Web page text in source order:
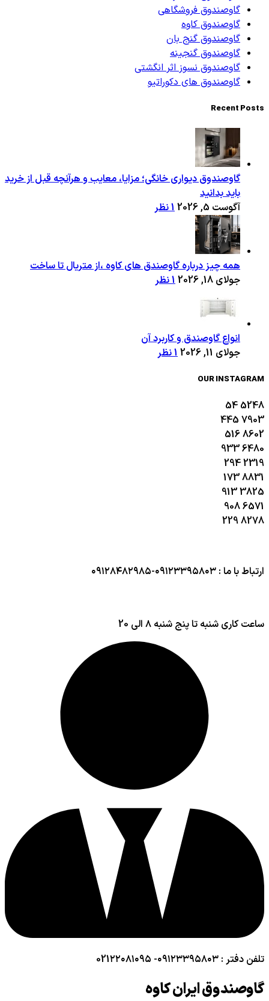
گاوصندوق فروشگاهی
گاوصندوق کاوه
گاوصندوق گنج بان
گاوصندوق گنجینه
گاوصندوق نسوز اثر انگشتی
گاوصندوق های دکوراتیو
Recent Posts
گاوصندوق دیواری خانگی؛ مزایا، معایب و هرآنچه قبل از خرید
باید بدانید
آگوست 5, 2026
1 نظر
همه چیز درباره گاوصندق های کاوه ،از متریال تا ساخت
جولای 18, 2026
1 نظر
انواع گاوصندق و کاربرد آن
جولای 11, 2026
1 نظر
OUR INSTAGRAM
5248
54
7903
445
8602
516
6480
933
2319
294
8831
173
3825
913
6571
908
8278
229
ارتباط با ما : ۰۹۱۲۳۳۹۵۸۰۳-۰۹۱۲۸۴۸۲۹۸۵
ساعت کاری شنبه تا پنج شنبه ۸ الی 20
تلفن دفتر : ۰۹۱۲۳۳۹۵۸۰۳- 021۲۲۰۸۱۰۹۵
گاوصندوق ایران کاوه